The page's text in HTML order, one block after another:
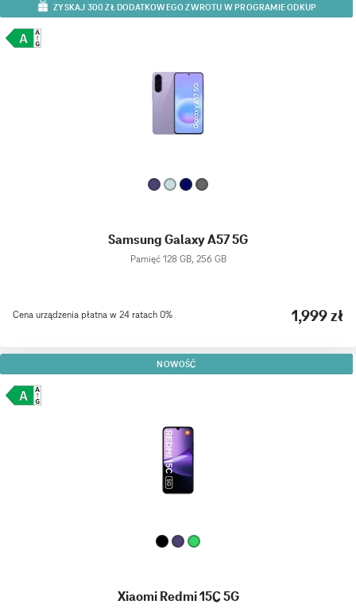
ZYSKAJ 300 ZŁ DODATKOWEGO ZWROTU W PROGRAMIE ODKUP
Samsung Galaxy A57 5G
Pamięć 128 GB, 256 GB
Cena urządzenia płatna w 24 ratach 0% 1,999 zł
NOWOŚĆ
Xiaomi Redmi 15C 5G